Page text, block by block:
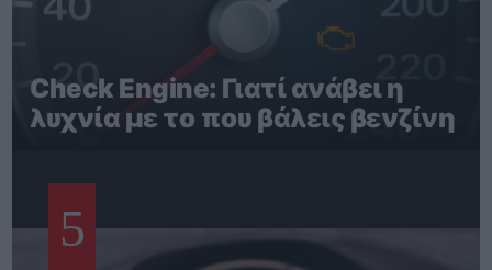
Check Engine: Γιατί ανάβει η
λυχνία με το που βάλεις βενζίνη
5